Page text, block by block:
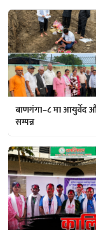
बाणगंगा–८ मा आयुर्वेद
सम्पन्न